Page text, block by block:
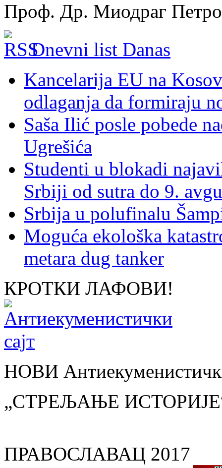
Проф. Др. Миодраг
Dnevni list Danas
Kancelarija EU na
odlaganja da formiraju
Saša Ilić posle pobede
Ugrešića
Studenti u blokadi
Srbiji od sutra do 9.
Srbija u polufinalu
Moguća ekološka
metara dug tanker
КРОТКИ ЛАФОВИ!
НОВИ
„СТРЕЉАЊЕ
ПРАВОСЛАВАЦ 2017